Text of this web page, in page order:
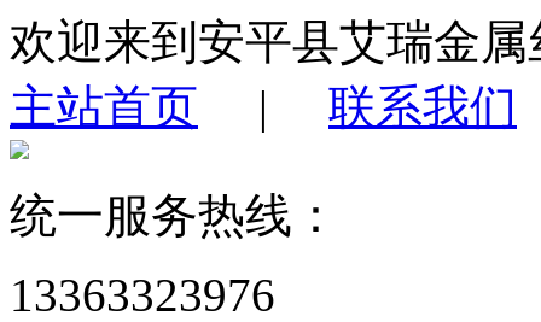
欢迎来到安平县艾瑞金
主站首页 | 联系我们
统一服务热线：
13363323976